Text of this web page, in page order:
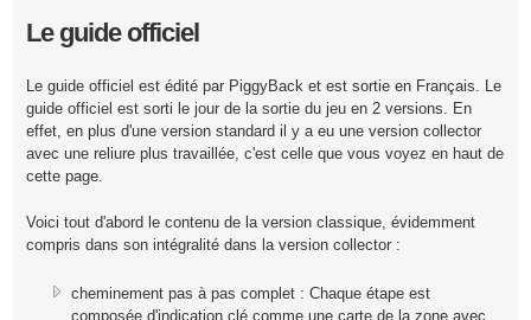
Le guide officiel
Le guide officiel est édité par PiggyBack et est sortie en Français. Le
guide officiel est sorti le jour de la sortie du jeu en 2 versions. En
effet, en plus d'une version standard il y a eu une version collector
avec une reliure plus travaillée, c'est celle que vous voyez en haut de
cette page.
Voici tout d'abord le contenu de la version classique, évidemment
compris dans son intégralité dans la version collector :
cheminement pas à pas complet : Chaque étape est
composée d'indication clé comme une carte de la zone avec